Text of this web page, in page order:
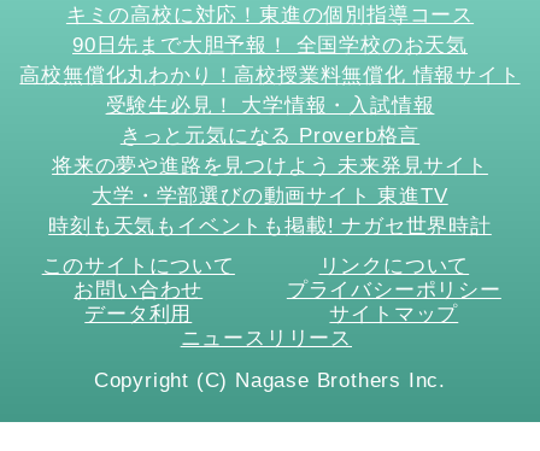
キミの高校に対応！東進の個別指導コース
90日先まで大胆予報！ 全国学校のお天気
高校無償化丸わかり！高校授業料無償化 情報サイト
受験生必見！ 大学情報・入試情報
きっと元気になる Proverb格言
将来の夢や進路を見つけよう 未来発見サイト
大学・学部選びの動画サイト 東進TV
時刻も天気もイベントも掲載! ナガセ世界時計
このサイトについて
リンクについて
お問い合わせ
プライバシーポリシー
データ利用
サイトマップ
ニュースリリース
Copyright (C) Nagase Brothers Inc.